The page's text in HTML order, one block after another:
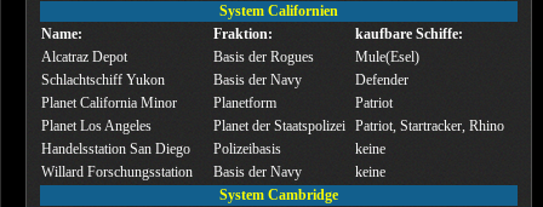
System Californien
Name:
Fraktion:
kaufbare Schiffe:
Alcatraz Depot
Basis der Rogues
Mule(Esel)
Schlachtschiff Yukon
Basis der Navy
Defender
Planet California Minor
Planetform
Patriot
Planet Los Angeles
Planet der Staatspolizei Patriot, Startracker, Rhino
Handelsstation San Diego
Polizeibasis
keine
Willard Forschungsstation
Basis der Navy
keine
System Cambridge